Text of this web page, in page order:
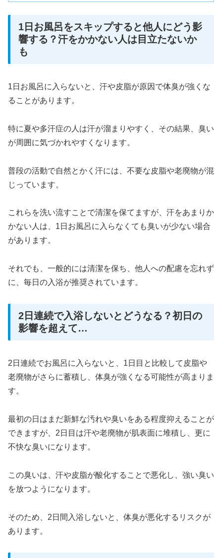
1日お風呂をスキップすると他人にどう影
響する？汗をかかない人は目立たないか
も
1日お風呂に入らないと、汗や皮脂が原因で体臭が強くな
ることがあります。
特に夏や多汗症の人は汗が溜まりやすく、その結果、臭い
が周囲に気づかれやすくなります。
普段の活動で自然とかく汗には、不要な皮脂や老廃物が混
じっています。
これらを洗い流すことで清潔を保てますが、汗をあまりか
かない人は、1日お風呂に入らなくても臭いが少ない場合
があります。
それでも、一般的には清潔を保ち、他人への配慮を忘れず
に、毎日の入浴が推奨されています。
2日連続で入浴しないとどうなる？初日の
影響を超えて…
2日連続でお風呂に入らないと、1日目と比較して皮脂や
老廃物がさらに蓄積し、体臭が強くなる可能性が高まりま
す。
最初の日はまだ新鮮な汚れや臭いをある程度抑えることが
できますが、2日目は汗や老廃物が肌表面に堆積し、更に
不快な臭いになります。
この臭いは、汗や皮脂が酸化することで悪化し、強い臭い
を放つようになります。
そのため、2日間入浴しないと、体臭が悪化するリスクが
あります。